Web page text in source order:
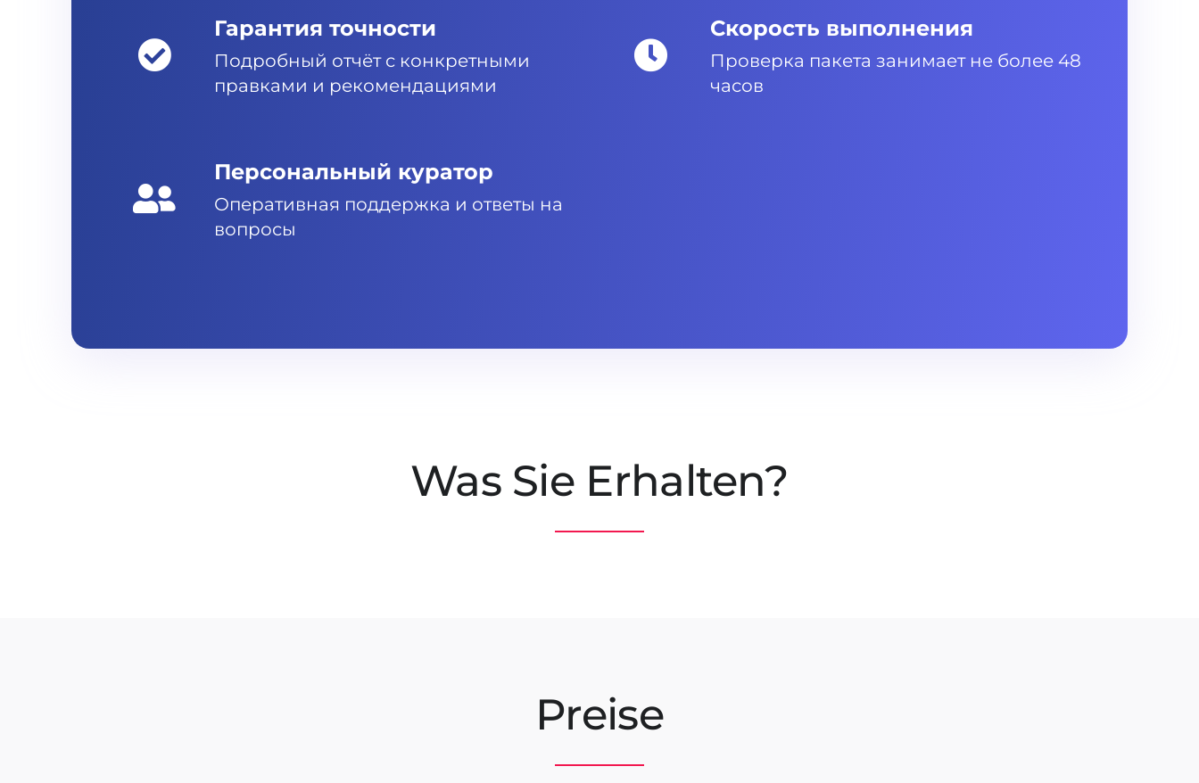
Гарантия точности
Подробный отчёт с конкретными
правками и рекомендациями
Скорость выполнения
Проверка пакета занимает не более 48
часов
Персональный куратор
Оперативная поддержка и ответы на
вопросы
Was Sie Erhalten?
Preise